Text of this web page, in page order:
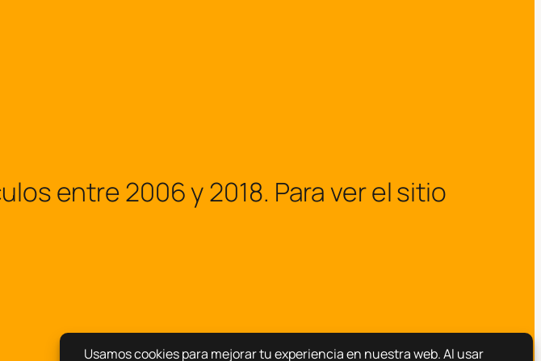
entre 2006 y 2018. Para ver el sitio
Hazlo por familia.